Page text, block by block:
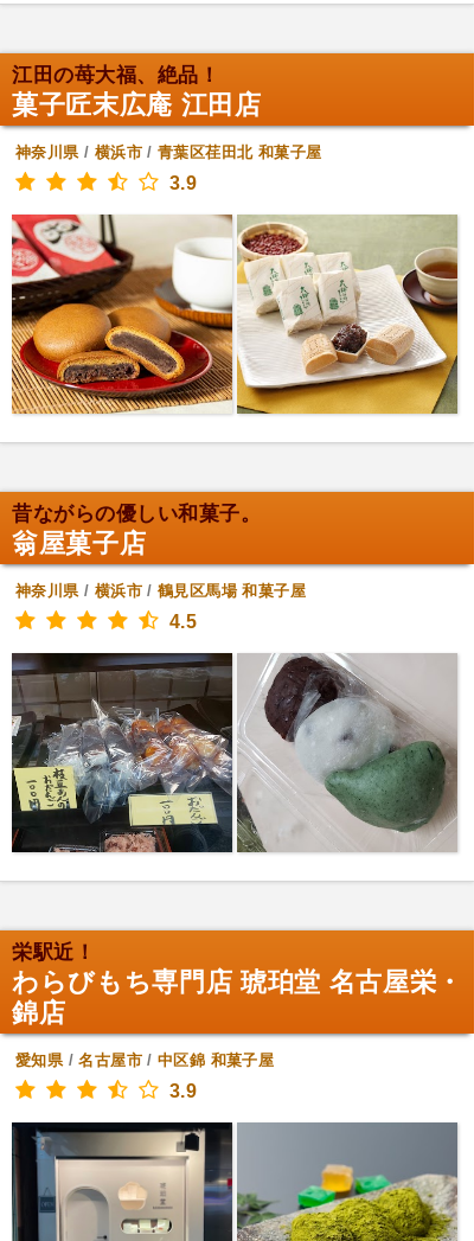
江田の苺大福、絶品！
菓子匠末広庵 江田店
神奈川県/ 横浜市/青葉区荏田北 和菓子屋
3.9
昔ながらの優しい和菓子。
翁屋菓子店
神奈川県/ 横浜市/鶴見区馬場 和菓子屋
4.5
栄駅近！
わらびもち専門店 琥珀堂 名古屋栄・
錦店
愛知県/名古屋市/中区錦 和菓子屋
3.9